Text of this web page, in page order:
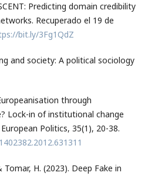
Predicting domain credibility
Recuperado el 19 de
bit.ly/3Fg1QdZ
and society: A political sociology
through
Lock-in of institutional change
Politics, 35(1), 20-38.
Tomar, H. (2023). Deep Fake in